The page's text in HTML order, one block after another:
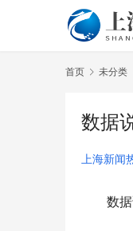
首页 未分类
数据
上海新闻
数